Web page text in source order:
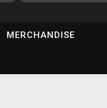
MERCHANDISE